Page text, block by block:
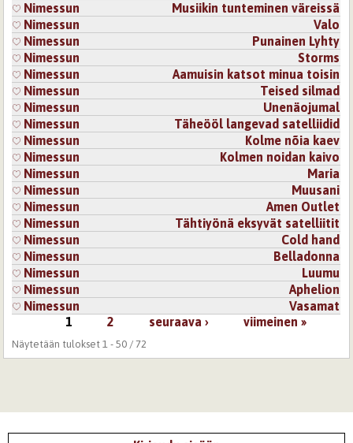
Sivut
Nimessun
Musiikin tunteminen väreissä
Nimessun
Valo
Nimessun
Punainen Lyhty
Nimessun
Storms
Nimessun
Aamuisin katsot minua toisin
Nimessun
Teised silmad
Nimessun
Unenäojumal
Nimessun
Täheööl langevad satelliidid
Nimessun
Kolme nõia kaev
Nimessun
Kolmen noidan kaivo
Nimessun
Maria
Nimessun
Muusani
Nimessun
Amen Outlet
Nimessun
Tähtiyönä eksyvät satelliitit
Nimessun
Cold hand
Nimessun
Belladonna
Nimessun
Luumu
Nimessun
Aphelion
Nimessun
Vasamat
1 2 seuraava › viimeinen »
Näytetään tulokset 1 - 50 / 72